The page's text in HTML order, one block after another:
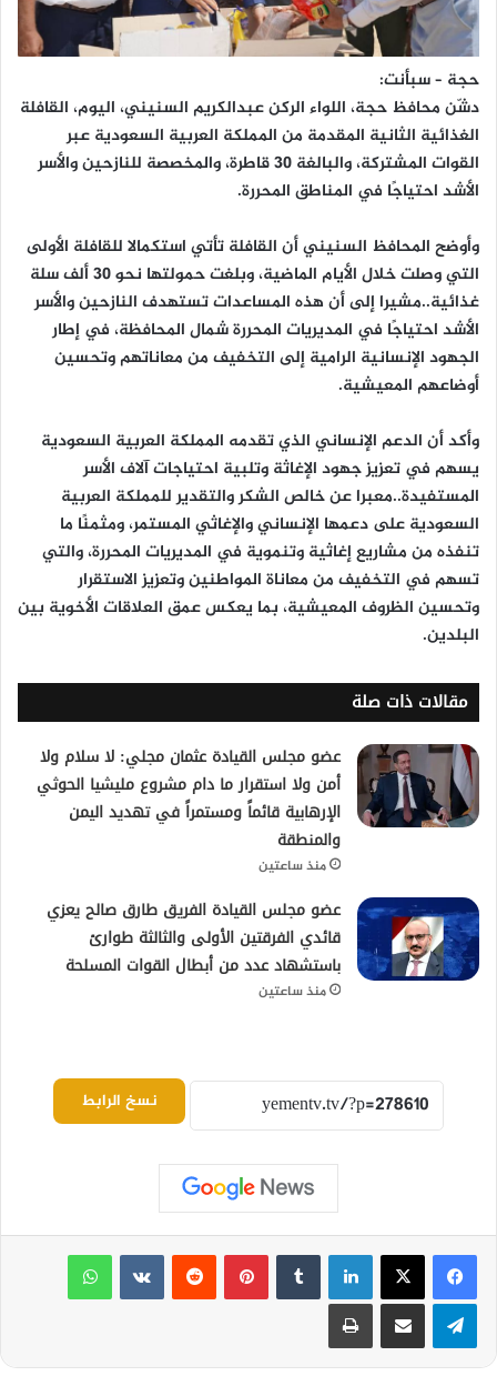
حجة – سبأنت:
دشّن محافظ حجة، اللواء الركن عبدالكريم السنيني، اليوم، القافلة
الغذائية الثانية المقدمة من المملكة العربية السعودية عبر
القوات المشتركة، والبالغة 30 قاطرة، والمخصصة للنازحين والأسر
الأشد احتياجًا في المناطق المحررة.
وأوضح المحافظ السنيني أن القافلة تأتي استكمالا للقافلة الأولى
التي وصلت خلال الأيام الماضية، وبلغت حمولتها نحو 30 ألف سلة
غذائية..مشيرا إلى أن هذه المساعدات تستهدف النازحين والأسر
الأشد احتياجًا في المديريات المحررة شمال المحافظة، في إطار
الجهود الإنسانية الرامية إلى التخفيف من معاناتهم وتحسين
أوضاعهم المعيشية.
وأكد أن الدعم الإنساني الذي تقدمه المملكة العربية السعودية
يسهم في تعزيز جهود الإغاثة وتلبية احتياجات آلاف الأسر
المستفيدة..معبرا عن خالص الشكر والتقدير للمملكة العربية
السعودية على دعمها الإنساني والإغاثي المستمر، ومثمنًا ما
تنفذه من مشاريع إغاثية وتنموية في المديريات المحررة، والتي
تسهم في التخفيف من معاناة المواطنين وتعزيز الاستقرار
وتحسين الظروف المعيشية، بما يعكس عمق العلاقات الأخوية بين
البلدين.
مقالات ذات صلة
عضو مجلس القيادة عثمان مجلي: لا سلام ولا
أمن ولا استقرار ما دام مشروع مليشيا الحوثي
الإرهابية قائماً ومستمراً في تهديد اليمن
والمنطقة
منذ ساعتين
عضو مجلس القيادة الفريق طارق صالح يعزي
قائدي الفرقتين الأولى والثالثة طوارئ
باستشهاد عدد من أبطال القوات المسلحة
منذ ساعتين
نسخ الرابط
لينكدإن بينتيريست
واتساب
تيلقرام مشاركة عبر البريد طباعة